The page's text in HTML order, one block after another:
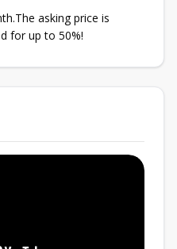
asking price is
for up to 50%!